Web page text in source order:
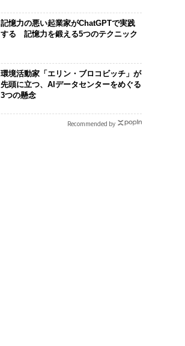
記憶力の悪い起業家がChatGPTで実践
する 記憶力を鍛える5つのテクニック
環境活動家「エリン・ブロコビッチ」が
先頭に立つ、AIデータセンターをめぐる
3つの懸念
Recommended by